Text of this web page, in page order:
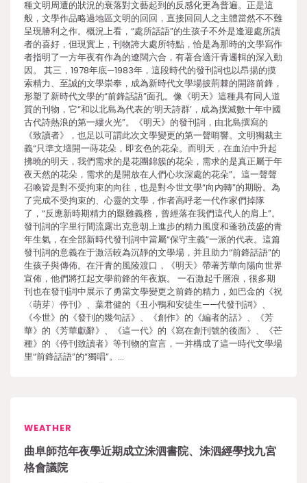
種文明周遭的狀況的衰落對文藝起到的反感化更為普遍。正是這
般，文學作品略過地區文明的回回，直接回回人之主體當然不不難
呈現勝利之作。概況上看，“處所話語”的生孩子不外是逢迎處所讀
者的喜好，但現實上，刊物誇大處所特點，恰是為那時的文學寫作
者指明了一方年夜有作為的遼闊六合，有著合適汗青邏輯的深入動
因。 其三，1978年底—1983年，這段時代的發刊詞也以昂揚的摸
索精力、至誠的文學崇奉，成為新時代文學場披荊棘的開路前鋒，
形塑了新時代文學的“前鋒話語”面孔。像《明天》這種具有同人道
質的刊物，它“和以北島為代表的‘明天詩群’，成為撲滅數十年中國
古代詩熱浪的第一縷火光”。《明天》的發刊詞，由北島撰寫的
《致讀者》，也足以可謂此次文學變更的第一聲哨響。文明獨裁主
義“只準文壇開一蒔花朵，即玄色的花朵。而明天，在血泊中升起
拂曉的明天，我們需求的是花團錦簇的花朵，需求的是真正屬于年
夜天然的花朵，需求的是開放在人們心坎深處的花朵”。這一聲聲
召喚皆是對不受拘束的向往，也是對今世文學“向內轉”的期盼。為
了完成不受拘束的、心靈的文學，作者高呼老一代作家們掉隊
了，“反應新時期精力的艱難義務，曾經落在我們這代人的肩上”。
發刊詞的字里行間流露出克意朝上進步的精力風度和蓬勃茂盛的青
年生氣，在全部新時代發刊詞中當屬“保守主義”一派的代表。這篇
發刊詞的意義在于激活較為沉靜的文學場，并且助力“前鋒話語”的
生孩子與傳佈。在汗青的風陵渡口，《明天》帶著芳華向陽向世界
宣佈，他們將扛起文學前鋒的年夜旗。 一石激起千層浪，很多期
刊也在發刊詞中展示了勇當文學變更之前鋒的精力，如巴金的《祝
〈萌芽〉停刊》、葉君健的《丑小鴨和安徒生——代發刊詞》、
《今世》的《發刊的幾句話》、《創作》的《編者的話》、《芳
華》的《芳華獻辭》、《這一代》的《寫在創刊號的後面》、《芒
種》的《停刊致讀者》等刊物的宣言，一并構成了這一時代文學場
里“前鋒話語”的“獨唱”。…
WEATHER
曲阜師范年夜學近期成立洙泗書院、洙泗經學找九宮
格會議院